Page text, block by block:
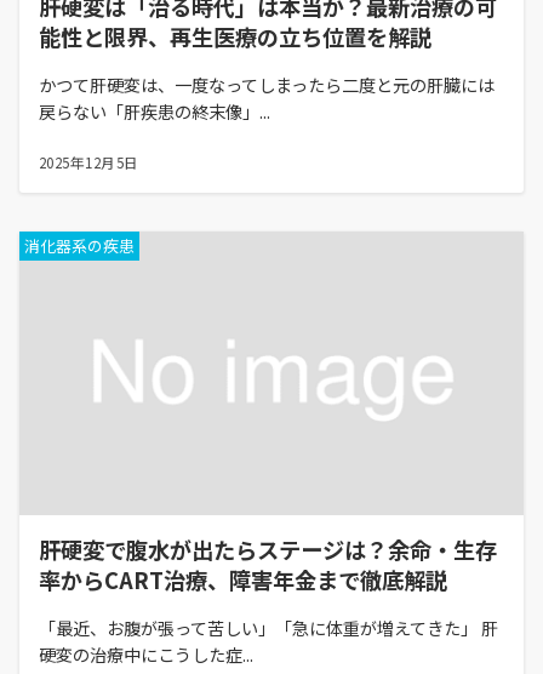
能性と限界、再生医療の立ち位置を解説
かつて肝硬変は、一度なってしまったら二度と元の肝臓には
戻らない「肝疾患の終末像」...
2025年12月5日
消化器系の疾患
肝硬変で腹水が出たらステージは？余命・生存
率からCART治療、障害年金まで徹底解説
「最近、お腹が張って苦しい」「急に体重が増えてきた」 肝
硬変の治療中にこうした症...